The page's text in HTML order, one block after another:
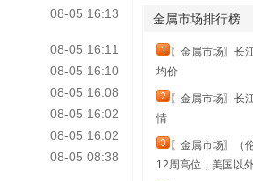
金属市场排行榜
〖金属市场〗长
均价
〖金属市场〗长
情
〖金属市场〗（
12周高位，美国以
08-05 16:13
08-05 16:11
08-05 16:10
08-05 16:08
08-05 16:02
08-05 16:02
08-05 08:38